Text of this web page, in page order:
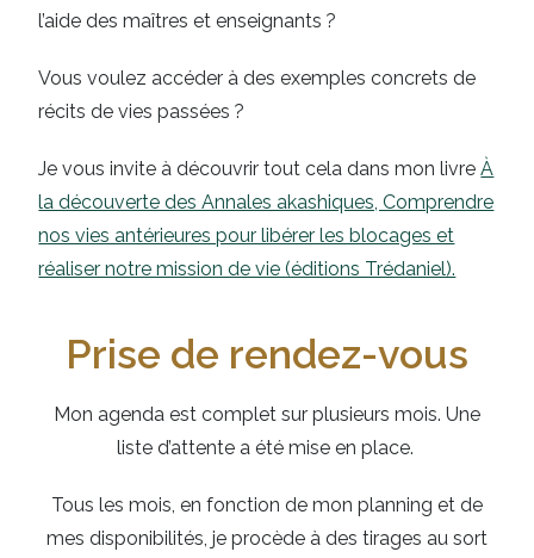
l’aide des maîtres et enseignants ?
Vous voulez accéder à des exemples concrets de
récits de vies passées ?
Je vous invite à découvrir tout cela dans mon livreÀ
la découverte des Annales akashiques, Comprendre
nos vies antérieures pour libérer les blocages et
réaliser notre mission de vie (éditions Trédaniel).
Prise de rendez-vous
Mon agenda est complet sur plusieurs mois. Une
liste d’attente a été mise en place.
Tous les mois, en fonction de mon planning et de
mes disponibilités, je procède à des tirages au sort